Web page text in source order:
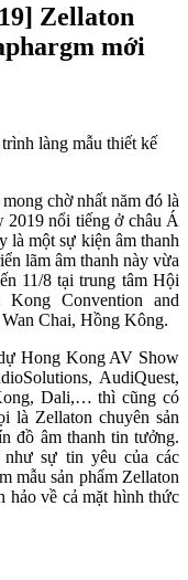
Zellaton
mới
chờ nhất năm đó là
nổi tiếng ở châu Á
là một sự kiện âm thanh
lãm âm thanh này vừa
11/8 tại trung tâm Hội
Convention and
Chai, Hồng Kông.
Hong Kong AV Show
AudiQuest,
Dali,… thì cũng có
là Zellaton chuyên sản
đồ âm thanh tin tưởng.
sự tin yêu của các
mẫu sản phẩm Zellaton
hảo về cả mặt hình thức